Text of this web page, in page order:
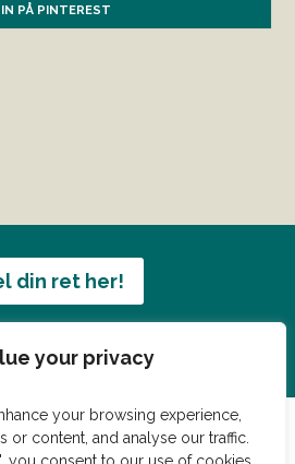
your privacy
your browsing experience,
or content, and analyse our traffic.
PÅ PINTEREST
din ret her!
ret du vil dele?